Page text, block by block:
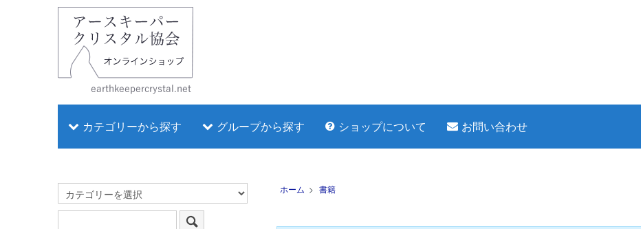
カテゴリーから探す グループから探す ショップについて お問い合わせ
ホーム > 書籍